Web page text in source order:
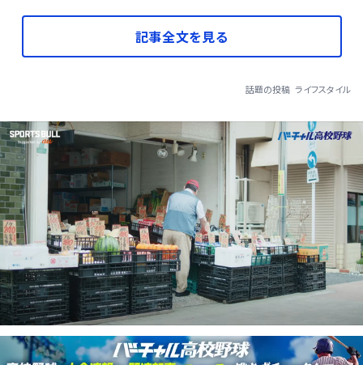
記事全文を見る
話題の投稿 ライフスタイル